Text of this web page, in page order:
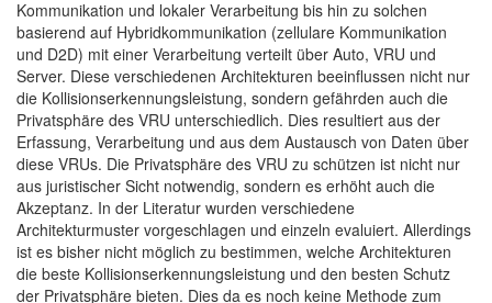
Kommunikation und lokaler Verarbeitung bis hin zu solchen
basierend auf Hybridkommunikation (zellulare Kommunikation
und D2D) mit einer Verarbeitung verteilt über Auto, VRU und
Server. Diese verschiedenen Architekturen beeinflussen nicht nur
die Kollisionserkennungsleistung, sondern gefährden auch die
Privatsphäre des VRU unterschiedlich. Dies resultiert aus der
Erfassung, Verarbeitung und aus dem Austausch von Daten über
diese VRUs. Die Privatsphäre des VRU zu schützen ist nicht nur
aus juristischer Sicht notwendig, sondern es erhöht auch die
Akzeptanz. In der Literatur wurden verschiedene
Architekturmuster vorgeschlagen und einzeln evaluiert. Allerdings
ist es bisher nicht möglich zu bestimmen, welche Architekturen
die beste Kollisionserkennungsleistung und den besten Schutz
der Privatsphäre bieten. Dies da es noch keine Methode zum